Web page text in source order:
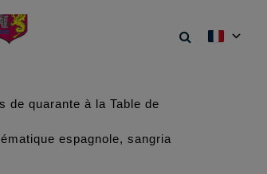
de quarante à la Table de
espagnole, sangria